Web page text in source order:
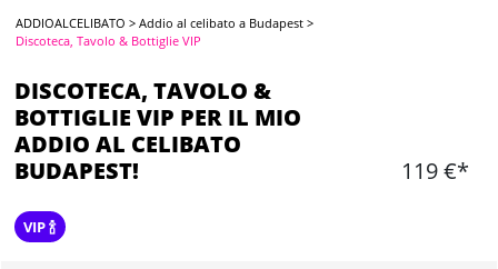
ADDIOALCELIBATO >Addio al celibato a Budapest >
Discoteca, Tavolo & Bottiglie VIP
DISCOTECA, TAVOLO &
BOTTIGLIE VIP PER IL MIO
ADDIO AL CELIBATO
BUDAPEST!
119 €*
VIP 🍾